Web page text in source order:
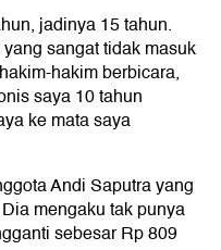
jadinya 15 tahun.
sangat tidak masuk
hakim berbicara,
saya 10 tahun
ke mata saya
Andi Saputra yang
mengaku tak punya
sebesar Rp 809